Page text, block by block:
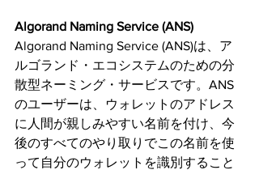
Algorand Naming Service (ANS)
Algorand Naming Service (ANS)は、ア
ルゴランド・エコシステムのための分
散型ネーミング・サービスです。ANS
のユーザーは、ウォレットのアドレス
に人間が親しみやすい名前を付け、今
後のすべてのやり取りでこの名前を使
って自分のウォレットを識別すること